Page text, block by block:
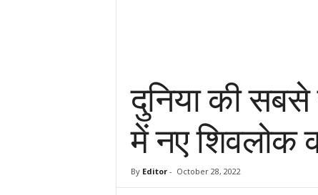
दुनिया की सबसे
में नए शिवलोक
By Editor- October 28, 2022